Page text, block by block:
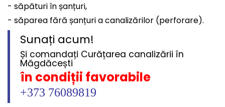
- săpături în șanțuri,
- săparea fără șanțuri a canalizărilor (perforare).
Sunați acum!
Și comandați Curățarea canalizării în
Măgdăcești
în condiții favorabile
+373 76089819